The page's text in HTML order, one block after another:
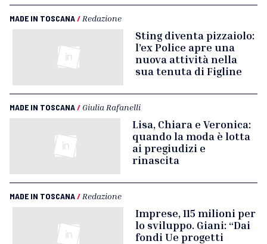
MADE IN TOSCANA/ Redazione
Sting diventa pizzaiolo:
l’ex Police apre una
nuova attività nella
sua tenuta di Figline
MADE IN TOSCANA/ Giulia Rafanelli
Lisa, Chiara e Veronica:
quando la moda è lotta
ai pregiudizi e
rinascita
MADE IN TOSCANA/ Redazione
Imprese, 115 milioni per
lo sviluppo. Giani: “Dai
fondi Ue progetti